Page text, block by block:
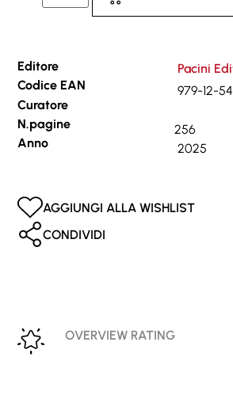
Editore
Pacini
Codice EAN
979-12-
Curatore
N.pagine
256
Anno
2025
AGGIUNGI ALLA WISHLIST
CONDIVIDI
OVERVIEW RATING